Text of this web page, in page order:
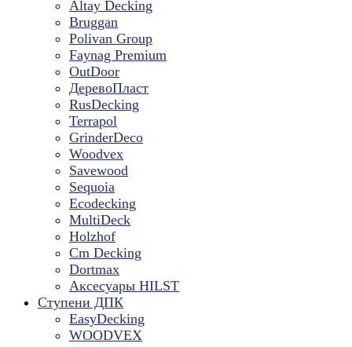
Altay Decking
Bruggan
Polivan Group
Faynag Premium
OutDoor
ДеревоПласт
RusDecking
Terrapol
GrinderDeco
Woodvex
Savewood
Sequoia
Ecodecking
MultiDeck
Holzhof
Cm Decking
Dortmax
Аксесуары HILST
Ступени ДПК
EasyDecking
WOODVEX